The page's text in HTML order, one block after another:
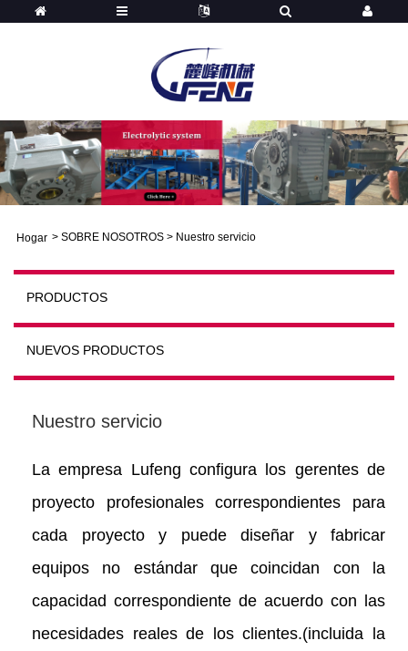
Hogar > SOBRE NOSOTROS > Nuestro servicio
PRODUCTOS
NUEVOS PRODUCTOS
Nuestro servicio
La empresa Lufeng configura los gerentes de
proyecto profesionales correspondientes para
cada proyecto y puede diseñar y fabricar
equipos no estándar que coincidan con la
capacidad correspondiente de acuerdo con las
necesidades reales de los clientes.(incluida la